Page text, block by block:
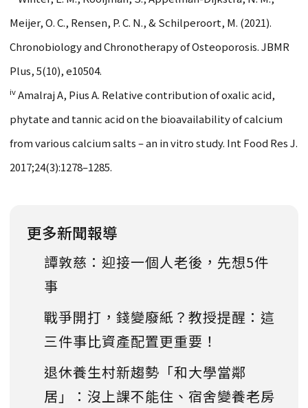
Meijer, O. C., Rensen, P. C. N., & Schilperoort, M. (2021).
Chronobiology and Chronotherapy of Osteoporosis. JBMR
Plus, 5(10), e10504.
ivAmalraj A, Pius A. Relative contribution of oxalic acid,
phytate and tannic acid on the bioavailability of calcium
from various calcium salts – an in vitro study. Int Food Res J.
2017;24(3):1278–1285.
更多新聞報導
譚敦慈：迎接一個人老後，先想5件
事
戰爭開打，錢變廢紙？教授提醒：這
三件事比資產配置更重要！
退休養生村新趨勢「和大學當鄰
居」：沒上課不能住、宿舍變養老房